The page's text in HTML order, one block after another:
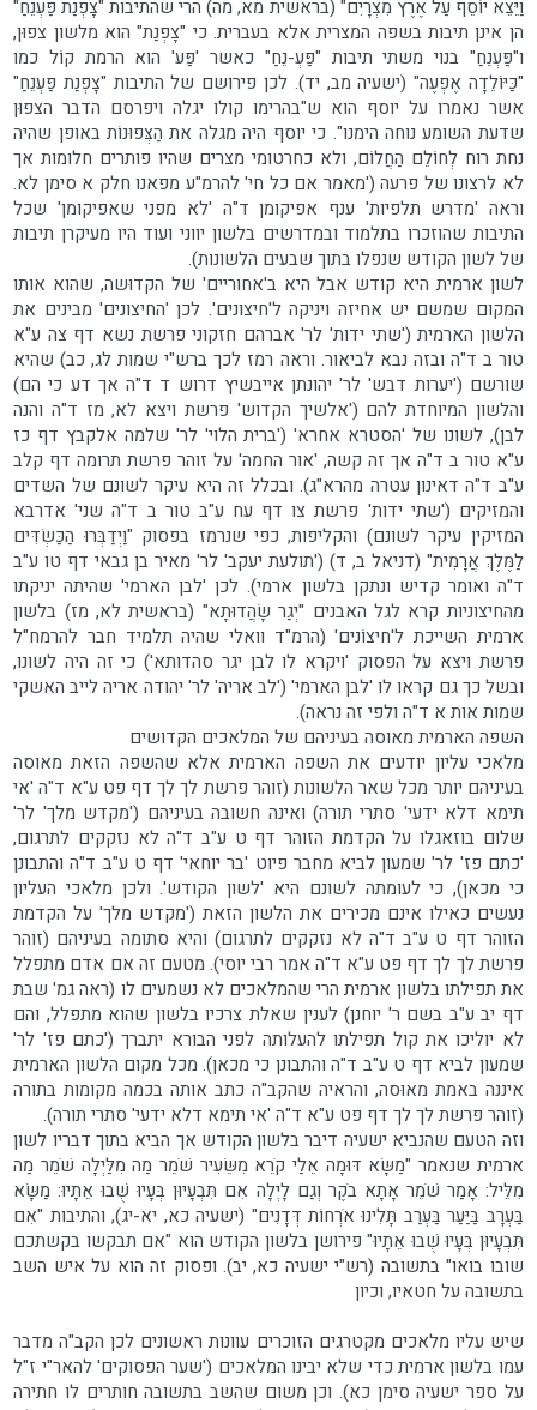
וַיֵּצֵא יוֹסֵף עַל אֶרֶץ מִצְרָיִם" (בראשית מא, מה) הרי שהתיבות "צָפְנַת פַּעְנֵחַ"
הן אינן תיבות בשפה המצרית אלא בעברית. כי "צָפְנַת" הוא מלשון צפוּן,
ו"פַּעְנֵחַ" בנוי משתי תיבות "פַּעְ-נֵחַ" כאשר 'פַּע' הוא הרמת קוֹל כמו
"כַּיּוֹלֵדָה אֶפְעֶה" (ישעיה מב, יד). לכן פירושם של התיבות "צָפְנַת פַּעְנֵחַ"
אשר נאמרו על יוסף הוא ש"בהרימו קולו יגלה ויפרסם הדבר הצפוּן
שדעת השומע נוחה הימנו". כי יוסף היה מגלה את הַצְּפוּנוֹת באופן שהיה
נחת רוח לְחוֹלֵם הַחֲלוֹם, ולא כחרטומי מצרים שהיו פותרים חלומות אך
לא לרצונו של פרעה ('מאמר אם כל חי' להרמ"ע מפאנו חלק א סימן לא.
וראה 'מדרש תלפיות' ענף אפיקומן ד"ה 'לא מפני שאפיקומן' שכל
התיבות שהוזכרו בתלמוד ובמדרשים בלשון יווני ועוד היו מעיקרן תיבות
של לשון הקודש שנפלו בתוך שבעים הלשונות).
לשון ארמית היא קודש אבל היא ב'אחוריים' של הקדוּשה, שהוא אותו
המקום שמשם יש אחיזה ויניקה ל'חיצונים'. לכן 'החיצונים' מבינים את
הלשון הארמית ('שתי ידות' לר' אברהם חזקוני פרשת נשא דף צה ע"א
טור ב ד"ה ובזה נבא לביאור. וראה רמז לכך ברש"י שמות לג, כב) שהיא
שורשם ('יערות דבש' לר' יהונתן אייבשיץ דרוש ד ד"ה אך דע כי הם)
והלשון המיוחדת להם ('אלשיך הקדוש' פרשת ויצא לא, מז ד"ה והנה
לבן), לשונו של 'הסטרא אחרא' ('ברית הלוי' לר' שלמה אלקבץ דף כז
ע"א טור ב ד"ה אך זה קשה, 'אור החמה' על זוהר פרשת תרומה דף קלב
ע"ב ד"ה דאינון עטרה מהרא"ג). ובכלל זה היא עיקר לשונם של השדים
והמזיקים ('שתי ידות' פרשת צו דף עח ע"ב טור ב ד"ה שני' אדרבא
המזיקין עיקר לשונם) והקליפות, כפי שנרמז בפסוק "וַיְדַבְּרוּ הַכַּשְׂדִּים
לַמֶּלֶךְ אֲרָמִית" (דניאל ב, ד) ('תולעת יעקב' לר' מאיר בן גבאי דף טו ע"ב
ד"ה ואומר קדיש ונתקן בלשון ארמי). לכן 'לבן הארמי' שהיתה יניקתו
מהחיצוניות קרא לגל האבנים "יְגַר שָׂהֲדוּתָא" (בראשית לא, מז) בלשון
ארמית השייכת ל'חיצוֹנים' (הרמ"ד וואלי שהיה תלמיד חבר להרמח"ל
פרשת ויצא על הפסוק 'ויקרא לו לבן יגר סהדותא') כי זה היה לשונו,
ובשל כך גם קראו לו 'לבן הארמי' ('לב אריה' לר' יהודה אריה לייב האשקי
שמות אות א ד"ה ולפי זה נראה).
השפה הארמית מאוסה בעיניהם של המלאכים הקדושים
מלאכי עליון יודעים את השפה הארמית אלא שהשפה הזאת מאוסה
בעיניהם יותר מכל שאר הלשונות (זוהר פרשת לך לך דף פט ע"א ד"ה 'אי
תימא דלא ידעי' סתרי תורה) ואינה חשובה בעיניהם ('מקדש מלך' לר'
שלום בוזאגלו על הקדמת הזוהר דף ט ע"ב ד"ה לא נזקקים לתרגום,
'כתם פז' לר' שמעון לביא מחבר פיוט 'בר יוחאי' דף ט ע"ב ד"ה והתבונן
כי מכאן), כי לעומתה לשונם היא 'לשון הקודש'. ולכן מלאכי העליון
נעשים כאילו אינם מכירים את הלשון הזאת ('מקדש מלך' על הקדמת
הזוהר דף ט ע"ב ד"ה לא נזקקים לתרגום) והיא סתומה בעיניהם (זוהר
פרשת לך לך דף פט ע"א ד"ה אמר רבי יוסי). מטעם זה אם אדם מתפלל
את תפילתו בלשון ארמית הרי שהמלאכים לא נשמעים לו (ראה גמ' שבת
דף יב ע"ב בשם ר' יוחנן) לענין שאלת צרכיו בלשון שהוא מתפלל, והם
לא יוליכו את קול תפילתו להעלותה לפני הבורא יתברך ('כתם פז' לר'
שמעון לביא דף ט ע"ב ד"ה והתבונן כי מכאן). מכל מקום הלשון הארמית
איננה באמת מאוּסה, והראיה שהקב"ה כתב אותה בכמה מקומות בתורה
(זוהר פרשת לך לך דף פט ע"א ד"ה 'אי תימא דלא ידעי' סתרי תורה).
וזה הטעם שהנביא ישעיה דיבר בלשון הקודש אך הביא בתוך דבריו לשון
ארמית שנאמר "מַשָּׂא דּוּמָה אֵלַי קֹרֵא מִשֵּׂעִיר שֹׁמֵר מַה מִלַּיְלָה שֹׁמֵר מַה
מִלֵּיל: אָמַר שֹׁמֵר אָתָא בֹקֶר וְגַם לָיְלָה אִם תִּבְעָיוּן בְּעָיוּ שֻׁבוּ אֵתָיוּ: מַשָּׂא
בַּעְרָב בַּיַּעַר בַּעְרַב תָּלִינוּ אֹרְחוֹת דְּדָנִים" (ישעיה כא, יא-יג), והתיבות "אִם
תִּבְעָיוּן בְּעָיוּ שֻׁבוּ אֵתָיוּ" פירושן בלשון הקודש הוא "אם תבקשו בקשתכם
שובו בואו" בתשובה (רש"י ישעיה כא, יב). ופסוק זה הוא על איש השב
בתשובה על חטאיו, וכיון
שיש עליו מלאכים מקטרגים הזוכרים עוונות ראשונים לכן הקב"ה מדבר
עמו בלשון ארמית כדי שלא יבינו המלאכים ('שער הפסוקים' להאר"י ז"ל
על ספר ישעיה סימן כא). וכן משום שהשב בתשובה חותרים לו חתירה